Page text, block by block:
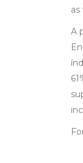
as
A